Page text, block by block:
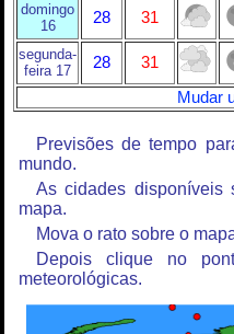
domingo
16
28 31
segunda-
feira 17
28
31
Mudar
Previsões de tempo
mundo.
As cidades disponíveis
mapa.
Mova o rato sobre o
Depois clique no
meteorológicas.